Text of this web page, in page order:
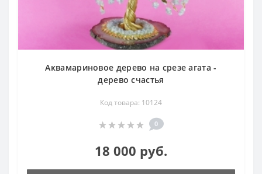
Аквамариновое дерево на срезе агата -
дерево счастья
Код товара: 10124
0
18 000 руб.